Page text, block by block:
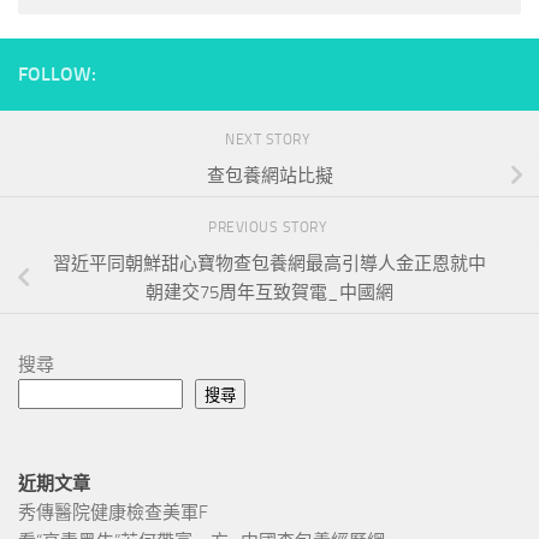
FOLLOW:
NEXT STORY
查包養網站比擬
PREVIOUS STORY
習近平同朝鮮甜心寶物查包養網最高引導人金正恩就中
朝建交75周年互致賀電_中國網
搜尋
搜尋
近期文章
秀傳醫院健康檢查美軍F